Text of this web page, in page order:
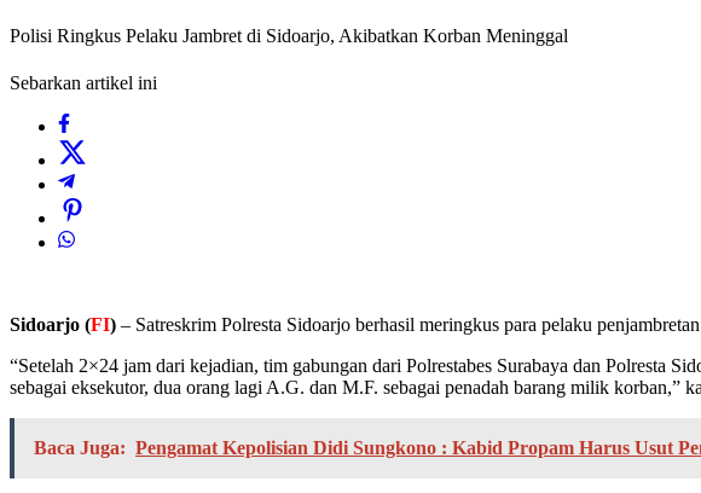
Polisi Ringkus Pelaku Jambret di Sidoarjo, Akibatkan Korban Meninggal
Sebarkan artikel ini
Sidoarjo (FI) – Satreskrim Polresta Sidoarjo berhasil meringkus para pelaku
“Setelah 2×24 jam dari kejadian, tim gabungan dari Polrestabes Surabaya dan Polresta
sebagai eksekutor, dua orang lagi A.G. dan M.F. sebagai penadah barang milik
Baca Juga: Pengamat Kepolisian Didi Sungkono : Kabid Propam Harus Usut